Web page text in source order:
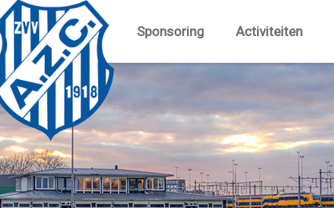
Sponsoring Activiteiten